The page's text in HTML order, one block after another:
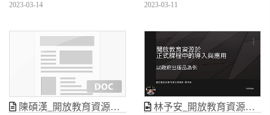
2023-03-14 2023-03-11
陳碩漢_開放教育資源於正式課程中的導入與應用 林予安_開放教育資源於正式課程中的導入與應用